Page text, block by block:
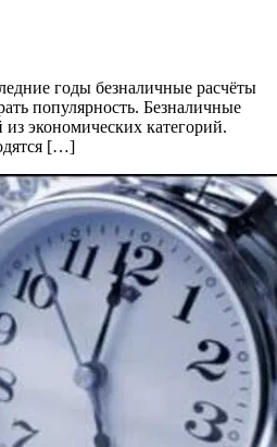
годы безналичные расчёты
популярность. Безналичные
из экономических категорий.
[…]